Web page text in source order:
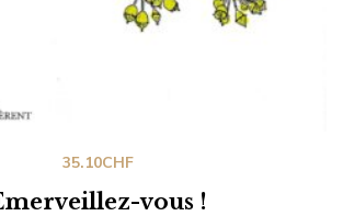
vous !
35.10CHF